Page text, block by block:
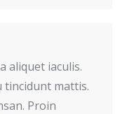
aliquet iaculis.
tincidunt mattis.
Proin